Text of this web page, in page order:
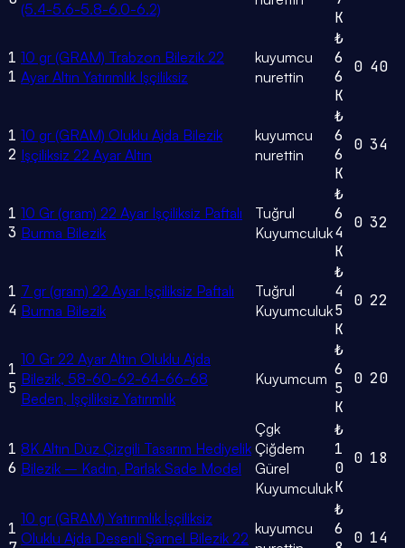
(5.4-5.6-5.8-6.0-6.2)
K
1
1
10 gr (GRAM) Trabzon Bilezik 22
Ayar Altın Yatırımlık Işçiliksiz
kuyumcu
nurettin
₺
6
6
K
0 40
1
2
10 gr (GRAM) Oluklu Ajda Bilezik
Işçiliksiz 22 Ayar Altın
kuyumcu
nurettin
₺
6
6
K
0 34
1
3
10 Gr (gram) 22 Ayar Işçiliksiz Paftalı
Burma Bilezik
Tuğrul
Kuyumculuk
₺
6
4
K
0 32
1
4
7 gr (gram) 22 Ayar Işçiliksiz Paftalı
Burma Bilezik
Tuğrul
Kuyumculuk
₺
4
5
K
0 22
1
5
10 Gr 22 Ayar Altın Oluklu Ajda
Bilezik, 58-60-62-64-66-68
Beden, Işçiliksiz Yatırımlık
Kuyumcum
₺
6
5
K
0 20
1
6
8K Altın Düz Çizgili Tasarım Hediyelik
Bilezik – Kadın, Parlak Sade Model
Çgk
Çiğdem
Gürel
Kuyumculuk
₺
1
0
K
0 18
1
10 gr (GRAM) Yatırımlık İşçiliksiz
Oluklu Ajda Desenli Şarnel Bilezik 22
kuyumcu
₺
6
0 14